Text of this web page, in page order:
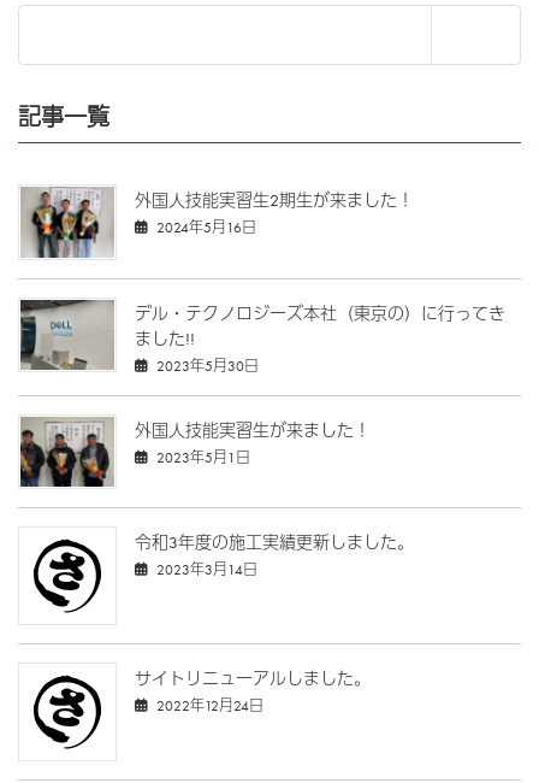
記事一覧
外国人技能実習生2期生が来ました！
2024年5月16日
デル・テクノロジーズ本社（東京の）に行ってき
ました!!
2023年5月30日
外国人技能実習生が来ました！
2023年5月1日
令和3年度の施工実績更新しました。
2023年3月14日
サイトリニューアルしました。
2022年12月24日